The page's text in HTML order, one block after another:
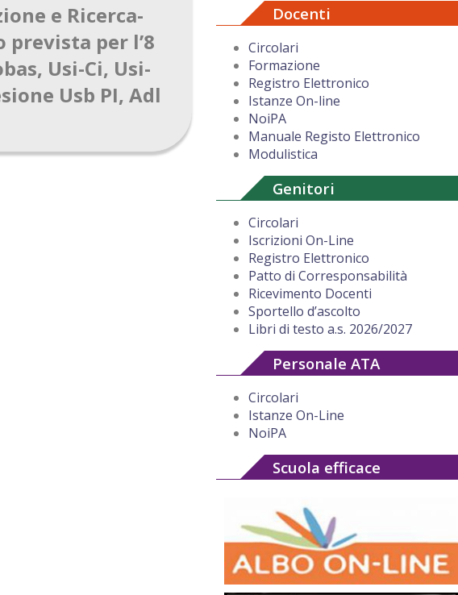
PON “ATTIVA…MENTE” TRA CREATIVITÀ E GIOCO:
QUANDO IMPARARE DIVENTA UN’AVVENTURA
AUGURI DI BUON NATALE DAL DIRIGENTE
SCOLASTICO
e Ricerca-
prevista per l’8
Usi-Ci, Usi-
Usb PI, Adl
Docenti
Circolari
Formazione
Registro Elettronico
Istanze On-line
NoiPA
Manuale Registo Elettronico
Modulistica
Genitori
Circolari
Iscrizioni On-Line
Registro Elettronico
Patto di Corresponsabilità
Ricevimento Docenti
Sportello d’ascolto
Libri di testo a.s. 2026/2027
Personale ATA
Circolari
Istanze On-Line
NoiPA
Scuola efficace